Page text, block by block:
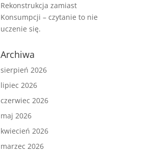
Rekonstrukcja zamiast
Konsumpcji – czytanie to nie
uczenie się.
Archiwa
sierpień 2026
lipiec 2026
czerwiec 2026
maj 2026
kwiecień 2026
marzec 2026